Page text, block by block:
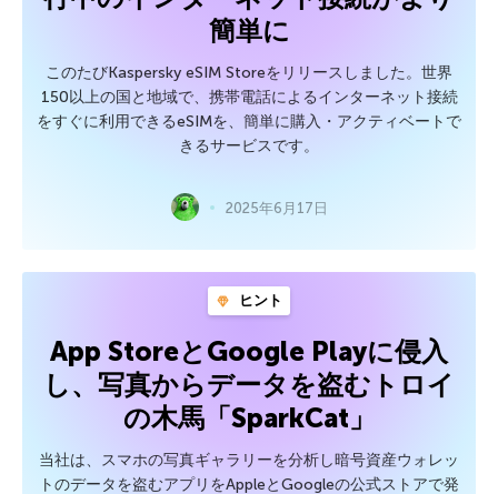
簡単に
このたびKaspersky eSIM Storeをリリースしました。世界
150以上の国と地域で、携帯電話によるインターネット接続
をすぐに利用できるeSIMを、簡単に購入・アクティベートで
きるサービスです。
2025年6月17日
ヒント
App StoreとGoogle Playに侵入
し、写真からデータを盗むトロイ
の木馬「SparkCat」
当社は、スマホの写真ギャラリーを分析し暗号資産ウォレッ
トのデータを盗むアプリをAppleとGoogleの公式ストアで発